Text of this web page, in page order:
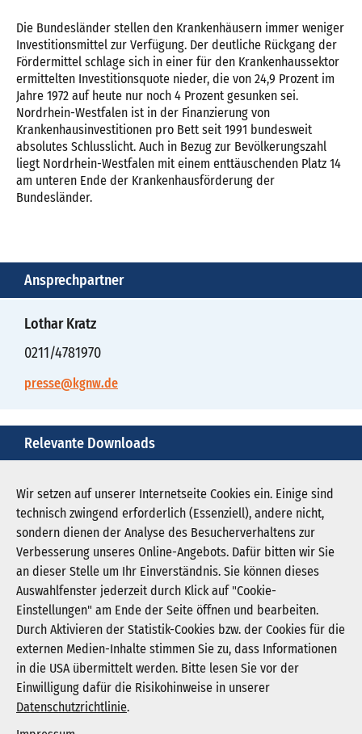
Wir setzen auf unserer Internetseite Cookies ein. Einige sind
technisch zwingend erforderlich (Essenziell), andere nicht,
sondern dienen der Analyse des Besucherverhaltens zur
Verbesserung unseres Online-Angebots. Dafür bitten wir Sie
an dieser Stelle um Ihr Einverständnis. Sie können dieses
Auswahlfenster jederzeit durch Klick auf "Cookie-
Einstellungen" am Ende der Seite öffnen und bearbeiten.
Durch Aktivieren der Statistik-Cookies bzw. der Cookies für die
externen Medien-Inhalte stimmen Sie zu, dass Informationen
in die USA übermittelt werden. Bitte lesen Sie vor der
Einwilligung dafür die Risikohinweise in unserer
Datenschutzrichtlinie.
Die Bundesländer stellen den Krankenhäusern immer weniger
Investitionsmittel zur Verfügung. Der deutliche Rückgang der
Fördermittel schlage sich in einer für den Krankenhaussektor
ermittelten Investitionsquote nieder, die von 24,9 Prozent im
Jahre 1972 auf heute nur noch 4 Prozent gesunken sei.
Nordrhein-Westfalen ist in der Finanzierung von
Krankenhausinvestitionen pro Bett seit 1991 bundesweit
absolutes Schlusslicht. Auch in Bezug zur Bevölkerungszahl
liegt Nordrhein-Westfalen mit einem enttäuschenden Platz 14
am unteren Ende der Krankenhausförderung der
Bundesländer.
Ansprechpartner
Lothar Kratz
0211/4781970
presse@kgnw.de
Relevante Downloads
pm-061207-kgnw-zur-verabschiedung-khgg-nrw.pdf
Download PDF (43 KB)
Newsletter abonnieren
Registrieren
KGNW - Krankenhausgesellschaft Nordrhein-
Westfalen e. V.